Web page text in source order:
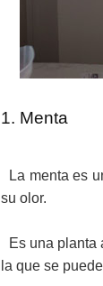
1. Menta
La menta es
su olor.
Es una planta
la que se